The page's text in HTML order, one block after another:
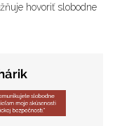
hovoriť slobodne